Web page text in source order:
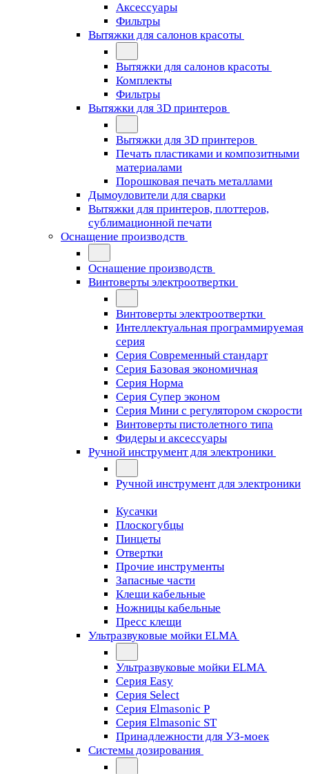
Аксессуары
Фильтры
Вытяжки для салонов красоты
Вытяжки для салонов красоты
Комплекты
Фильтры
Вытяжки для 3D принтеров
Вытяжки для 3D принтеров
Печать пластиками и композитными
материалами
Порошковая печать металлами
Дымоуловители для сварки
Вытяжки для принтеров, плоттеров,
сублимационной печати
Оснащение производств
Оснащение производств
Винтоверты электроотвертки
Винтоверты электроотвертки
Интеллектуальная программируемая
серия
Серия Современный стандарт
Серия Базовая экономичная
Серия Норма
Серия Cупер эконом
Серия Мини с регулятором скорости
Винтоверты пистолетного типа
Фидеры и аксессуары
Ручной инструмент для электроники
Ручной инструмент для электроники
Кусачки
Плоскогубцы
Пинцеты
Отвертки
Прочие инструменты
Запасные части
Клещи кабельные
Ножницы кабельные
Пресс клещи
Ультразвуковые мойки ELMA
Ультразвуковые мойки ELMA
Серия Easy
Серия Select
Серия Elmasonic P
Серия Elmasonic ST
Принадлежности для УЗ-моек
Системы дозирования